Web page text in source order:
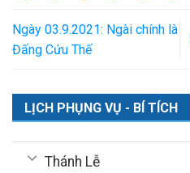
Ngày 03.9.2021: Ngài chính là
Đấng Cứu Thế
LỊCH PHỤNG VỤ - BÍ TÍCH
Thánh Lễ